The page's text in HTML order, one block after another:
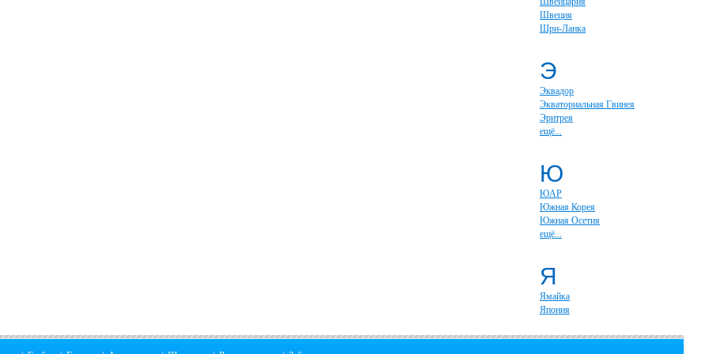
Швеция
Шри-Ланка
Э
Эквадор
Экваториальная Гвинея
Эритрея
ещё...
Ю
ЮАР
Южная Корея
Южная Осетия
ещё...
Я
Ямайка
Япония